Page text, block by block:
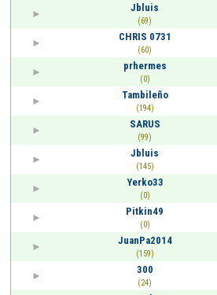
Jbluis
(69)
CHRIS 0731
(60)
prhermes
(0)
Tambileño
(194)
SARUS
(99)
Jbluis
(145)
Yerko33
(0)
Pitkin49
(0)
JuanPa2014
(159)
300
(24)